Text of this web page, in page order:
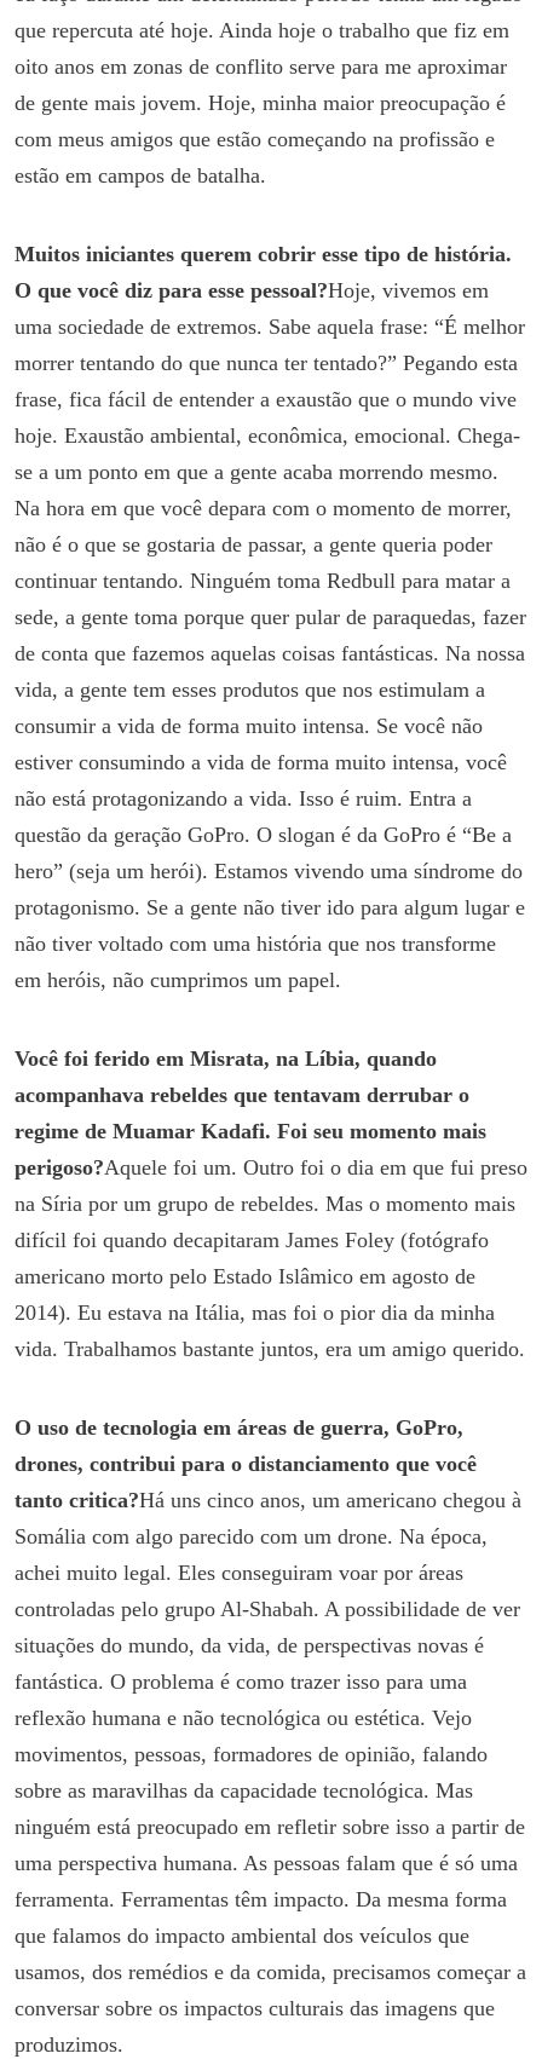
que repercuta até hoje. Ainda hoje o trabalho que fiz em
oito anos em zonas de conflito serve para me aproximar
de gente mais jovem. Hoje, minha maior preocupação é
com meus amigos que estão começando na profissão e
estão em campos de batalha.
Muitos iniciantes querem cobrir esse tipo de história.
O que você diz para esse pessoal?Hoje, vivemos em
uma sociedade de extremos. Sabe aquela frase: “É melhor
morrer tentando do que nunca ter tentado?” Pegando esta
frase, fica fácil de entender a exaustão que o mundo vive
hoje. Exaustão ambiental, econômica, emocional. Chega-
se a um ponto em que a gente acaba morrendo mesmo.
Na hora em que você depara com o momento de morrer,
não é o que se gostaria de passar, a gente queria poder
continuar tentando. Ninguém toma Redbull para matar a
sede, a gente toma porque quer pular de paraquedas, fazer
de conta que fazemos aquelas coisas fantásticas. Na nossa
vida, a gente tem esses produtos que nos estimulam a
consumir a vida de forma muito intensa. Se você não
estiver consumindo a vida de forma muito intensa, você
não está protagonizando a vida. Isso é ruim. Entra a
questão da geração GoPro. O slogan é da GoPro é “Be a
hero” (seja um herói). Estamos vivendo uma síndrome do
protagonismo. Se a gente não tiver ido para algum lugar e
não tiver voltado com uma história que nos transforme
em heróis, não cumprimos um papel.
Você foi ferido em Misrata, na Líbia, quando
acompanhava rebeldes que tentavam derrubar o
regime de Muamar Kadafi. Foi seu momento mais
perigoso?Aquele foi um. Outro foi o dia em que fui preso
na Síria por um grupo de rebeldes. Mas o momento mais
difícil foi quando decapitaram James Foley (fotógrafo
americano morto pelo Estado Islâmico em agosto de
2014). Eu estava na Itália, mas foi o pior dia da minha
vida. Trabalhamos bastante juntos, era um amigo querido.
O uso de tecnologia em áreas de guerra, GoPro,
drones, contribui para o distanciamento que você
tanto critica?Há uns cinco anos, um americano chegou à
Somália com algo parecido com um drone. Na época,
achei muito legal. Eles conseguiram voar por áreas
controladas pelo grupo Al-Shabah. A possibilidade de ver
situações do mundo, da vida, de perspectivas novas é
fantástica. O problema é como trazer isso para uma
reflexão humana e não tecnológica ou estética. Vejo
movimentos, pessoas, formadores de opinião, falando
sobre as maravilhas da capacidade tecnológica. Mas
ninguém está preocupado em refletir sobre isso a partir de
uma perspectiva humana. As pessoas falam que é só uma
ferramenta. Ferramentas têm impacto. Da mesma forma
que falamos do impacto ambiental dos veículos que
usamos, dos remédios e da comida, precisamos começar a
conversar sobre os impactos culturais das imagens que
produzimos.